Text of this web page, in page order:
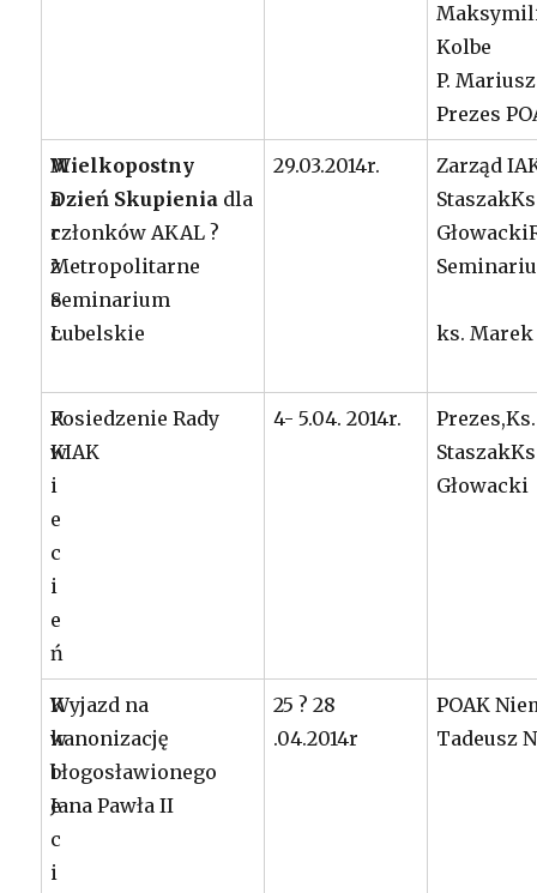
Kolbe
P.
Prezes
M
a
r
z
e
c
Wielkopostny
Dzień Skupienia dla
członków AKAL ?
Metropolitarne
Seminarium
Lubelskie
29.03.2014r.
Zarząd
ks. Marek
K
w
i
e
c
i
e
ń
Posiedzenie Rady
KIAK
4- 5.04. 2014r.
Głowacki
K
w
i
e
c
i
Wyjazd na
kanonizację
błogosławionego
Jana Pawła II
25 ? 28
.04.2014r
POAK
Tadeusz